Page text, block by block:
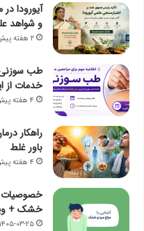
آیورودا
و شواهد
۲ هفته پیش
طب سوزنی
خدمات از
۴ هفته پیش
راهکار
باور غلط
۴ هفته پیش
خصوصیات
خشک +
۱۴۰۵-۰۳-۲۵